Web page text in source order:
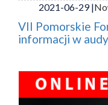
2021-06-29 |
VII Pomorskie
informacji w